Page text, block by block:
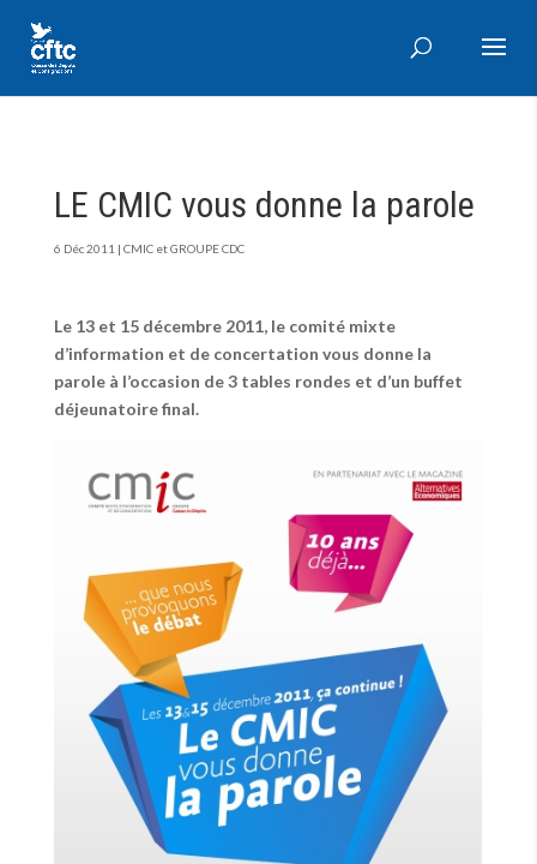
LE CMIC vous donne la parole
6 Déc 2011 | CMIC et GROUPE CDC
Le 13 et 15 décembre 2011, le comité mixte
d’information et de concertation vous donne la
parole à l’occasion de 3 tables rondes et d’un buffet
déjeunatoire final.